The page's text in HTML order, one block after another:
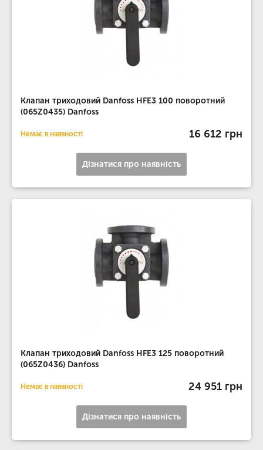
Клапан триходовий Danfoss HFE3 100 поворотний
(065Z0435) Danfoss
Немає в наявності 16 612 грн
Дізнатися про наявність
Клапан триходовий Danfoss HFE3 125 поворотний
(065Z0436) Danfoss
Немає в наявності 24 951 грн
Дізнатися про наявність